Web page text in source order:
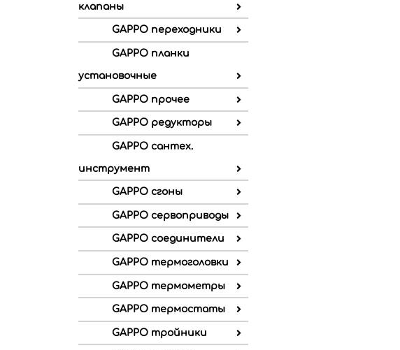
клапаны
GAPPO переходники
GAPPO планки
установочные
GAPPO прочее
GAPPO редукторы
GAPPO сантех.
инструмент
GAPPO сгоны
GAPPO сервоприводы
GAPPO соединители
GAPPO термоголовки
GAPPO термометры
GAPPO термостаты
GAPPO тройники